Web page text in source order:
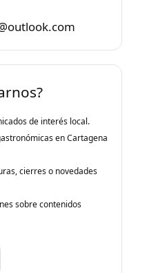
de interés local.
en Cartagena
cierres o novedades
sobre contenidos